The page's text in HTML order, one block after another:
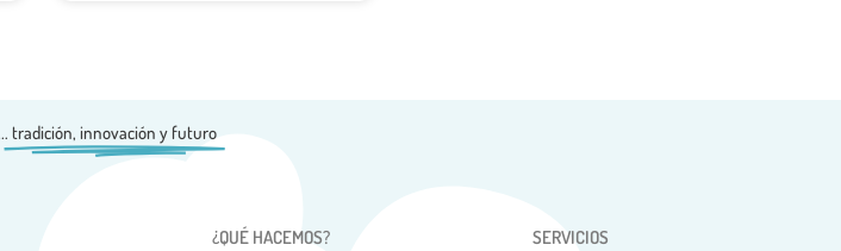
tradición, innovación y futuro
¿QUÉ HACEMOS? SERVICIOS